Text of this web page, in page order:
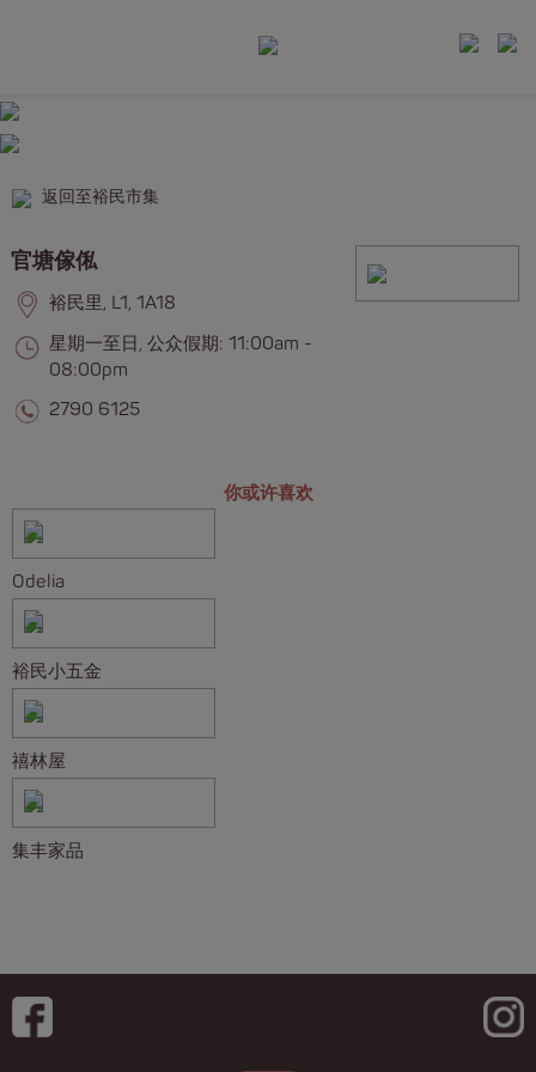
返回至裕民市集
官塘傢俬
裕民里, L1, 1A18
星期一至日, 公众假期: 11:00am -
08:00pm
2790 6125
你或许喜欢
Odelia
裕民小五金
禧林屋
集丰家品